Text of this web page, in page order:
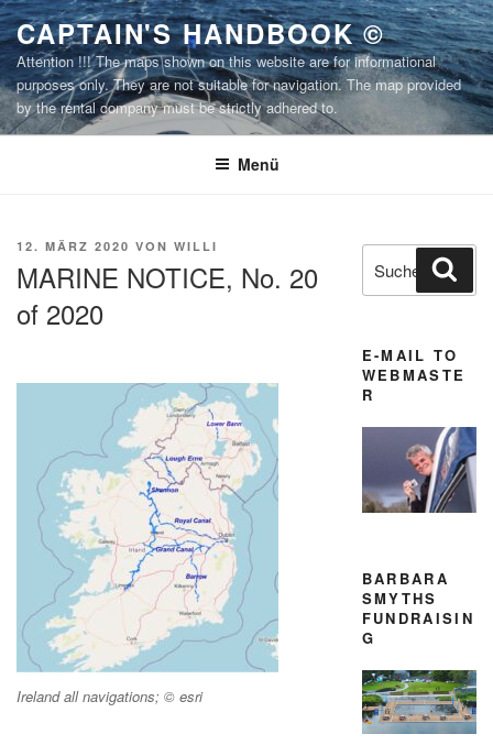
Zum
Inhalt
springen
CAPTAIN'S HANDBOOK ©
Attention !!! The maps shown on this website are for informational
purposes only. They are not suitable for navigation. The map provided
by the rental company must be strictly adhered to.
Menü
VERÖFFENTLICHT
12. MÄRZ 2020 VON WILLI
MARINE NOTICE, No. 20
of 2020
Ireland all navigations; © esri
Suchen
nach:
E-MAIL TO
WEBMASTE
R
BARBARA
SMYTHS
FUNDRAISIN
G